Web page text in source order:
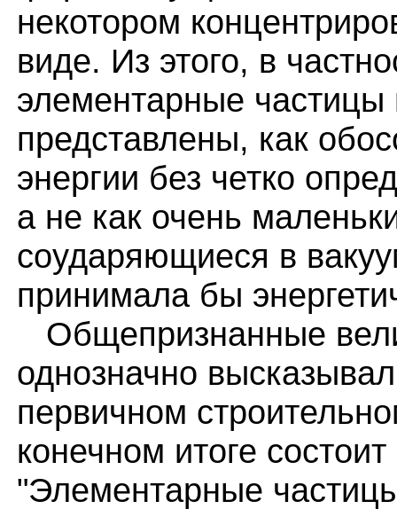
некотором
виде. Из этого, в
элементарные
представлены, как
энергии без четко
а не как очень
соударяющиеся в
принимала бы
Общепризнанные
однозначно
первичном
конечном итоге
"Элементарные